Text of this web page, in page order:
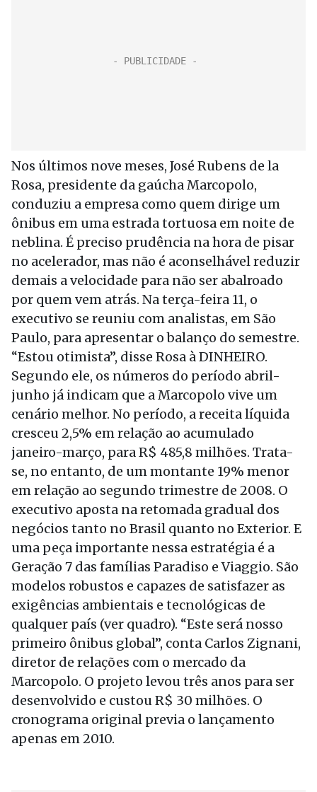
Nos últimos nove meses, José Rubens de la
Rosa, presidente da gaúcha Marcopolo,
conduziu a empresa como quem dirige um
ônibus em uma estrada tortuosa em noite de
neblina. É preciso prudência na hora de pisar
no acelerador, mas não é aconselhável reduzir
demais a velocidade para não ser abalroado
por quem vem atrás. Na terça-feira 11, o
executivo se reuniu com analistas, em São
Paulo, para apresentar o balanço do semestre.
“Estou otimista”, disse Rosa à DINHEIRO.
Segundo ele, os números do período abril-
junho já indicam que a Marcopolo vive um
cenário melhor. No período, a receita líquida
cresceu 2,5% em relação ao acumulado
janeiro-março, para R$ 485,8 milhões. Trata-
se, no entanto, de um montante 19% menor
em relação ao segundo trimestre de 2008. O
executivo aposta na retomada gradual dos
negócios tanto no Brasil quanto no Exterior. E
uma peça importante nessa estratégia é a
Geração 7 das famílias Paradiso e Viaggio. São
modelos robustos e capazes de satisfazer as
exigências ambientais e tecnológicas de
qualquer país (ver quadro). “Este será nosso
primeiro ônibus global”, conta Carlos Zignani,
diretor de relações com o mercado da
Marcopolo. O projeto levou três anos para ser
desenvolvido e custou R$ 30 milhões. O
cronograma original previa o lançamento
apenas em 2010.